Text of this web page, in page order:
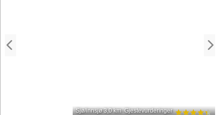
Sjø/innsjø 3,0 km Gjestevurderinger